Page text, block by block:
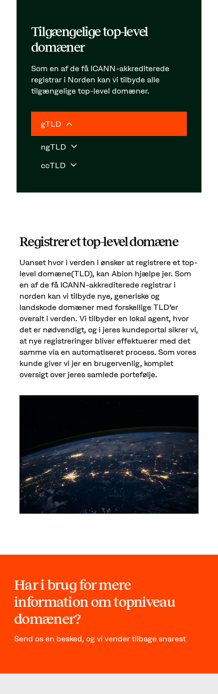
Tilgængelige top-level
domæner
Som en af de få ICANN-akkrediterede
registrar i Norden kan vi tilbyde alle
tilgængelige top-level domæner.
gTLD
ngTLD
ccTLD
Registrer et top-level domæne
Uanset hvor i verden i ønsker at registrere et top-
level domæne(TLD), kan Abion hjælpe jer. Som
en af de få ICANN-akkrediterede registrar i
norden kan vi tilbyde nye, generiske og
landskode domæner med forskellige TLD'er
overalt i verden. Vi tilbyder en lokal agent, hvor
det er nødvendigt, og i jeres kundeportal sikrer vi,
at nye registreringer bliver effektuerer med det
samme via en automatiseret process. Som vores
kunde giver vi jer en brugervenlig, komplet
oversigt over jeres samlede portefølje.
Har i brug for mere
information om topniveau
domæner?
Send os en besked, og vi vender tilbage snarest